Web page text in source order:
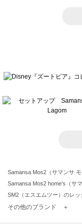
Samansa Mos2（サマンサ
Samansa Mos2 home's（サ
SM2（エスエムツー）のレ
TSUHARU by Samansa
その他のブランド ＋